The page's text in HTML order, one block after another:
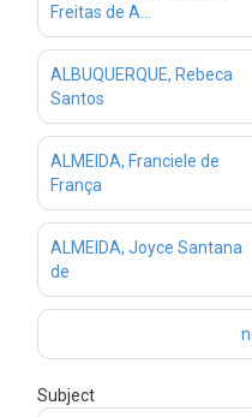
Freitas de A...
ALBUQUERQUE, Rebeca
Santos
ALMEIDA, Franciele de
França
ALMEIDA, Joyce Santana
de
Subject